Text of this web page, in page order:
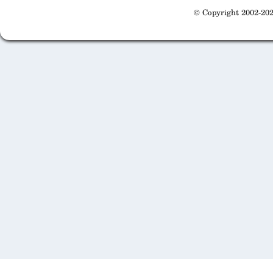
© Copyright 2002-